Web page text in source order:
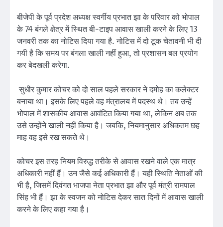
बीजेपी के पूर्व प्रदेश अध्यक्ष स्वर्गीय प्रभात झा के परिवार को भोपाल
के 74 बंगले क्षेत्र में स्थित बी-टाइप आवास खाली करने के लिए 13
जनवरी तक का नोटिस दिया गया है. नोटिस में दो टूक चेतावनी भी दी
गयी है कि समय पर बंगला खाली नहीं हुआ, तो प्रशासन बल प्रयोग
कर बेदखली करेगा.
सुधीर कुमार कोचर को दो साल पहले सरकार ने दमोह का कलेक्टर
बनाया था। इसके लिए पहले वह मंत्रालय में पदस्थ थे। तब उन्हें
भोपाल में शासकीय आवास आवंटित किया गया था, लेकिन अब तक
उसे उन्होंने खाली नहीं किया है। जबकि, नियमानुसार अधिकतम छह
माह वह इसे रख सकते थे।
कोचर इस तरह नियम विरुद्ध तरीके से आवास रखने वाले एक मात्र
अधिकारी नहीं हैं। उन जैसे कई अधिकारी हैं। यही स्थिति नेताओं की
भी है, जिसमें दिवंगत भाजपा नेता प्रभात झा और पूर्व मंत्री रामपाल
सिंह भी हैं। झा के स्वजन को नोटिस देकर सात दिनों में आवास खाली
करने के लिए कहा गया है।